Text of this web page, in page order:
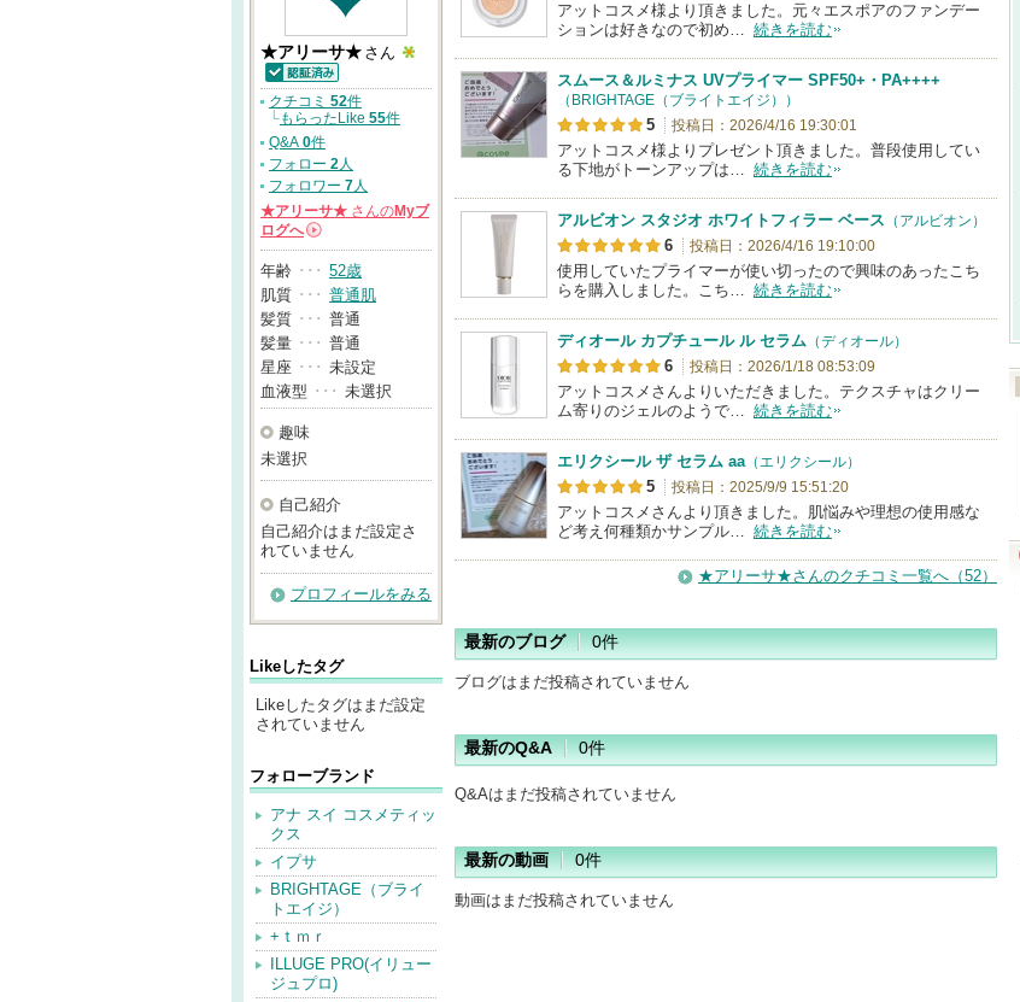
★アリーサ★ さん
認証済
クチコミ 52件
└もらったLike 55件
Q&A 0件
フォロー 2人
フォロワー 7人
★アリーサ★ さんのMyブ
ログへ
→
年齢 ･･･ 52歳
肌質 ･･･ 普通肌
髪質 ･･･ 普通
髪量 ･･･ 普通
星座 ･･･ 未設定
血液型 ･･･ 未選択
趣味
未選択
自己紹介
自己紹介はまだ設定さ
れていません
プロフィールをみる
Likeしたタグ
Likeしたタグはまだ設定
されていません
フォローブランド
アナ スイ コスメティッ
クス
イプサ
BRIGHTAGE（ブライ
トエイジ）
+ｔｍｒ
ILLUGE PRO(イリュー
ジュプロ)
アットコスメ様より頂きました。元々エスポアのファンデー
ションは好きなので初め… 続きを読む
スムース＆ルミナス UVプライマー SPF50+・PA++++
（BRIGHTAGE（ブライトエイジ））
5 投稿日：2026/4/16 19:30:01
アットコスメ様よりプレゼント頂きました。普段使用してい
る下地がトーンアップは… 続きを読む
アルビオン スタジオ ホワイトフィラー ベース （アルビオン）
6 投稿日：2026/4/16 19:10:00
使用していたプライマーが使い切ったので興味のあったこち
らを購入しました。こち… 続きを読む
ディオール カプチュール ル セラム （ディオール）
6 投稿日：2026/1/18 08:53:09
アットコスメさんよりいただきました。テクスチャはクリー
ム寄りのジェルのようで… 続きを読む
エリクシール ザ セラム aa（エリクシール）
5 投稿日：2025/9/9 15:51:20
アットコスメさんより頂きました。肌悩みや理想の使用感な
ど考え何種類かサンプル… 続きを読む
★アリーサ★さんのクチコミ一覧へ（52）
最新のブログ 0件
ブログはまだ投稿されていません
最新のQ&A 0件
Q&Aはまだ投稿されていません
最新の動画 0件
動画はまだ投稿されていません